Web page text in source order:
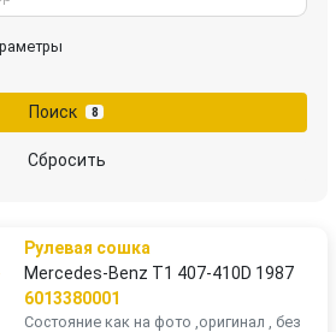
Поиск 8
Сбросить
Рулевая сошка
Mercedes-Benz T1 407-410D 1987
6013380001
Состояние как на фото ,оригинал , без